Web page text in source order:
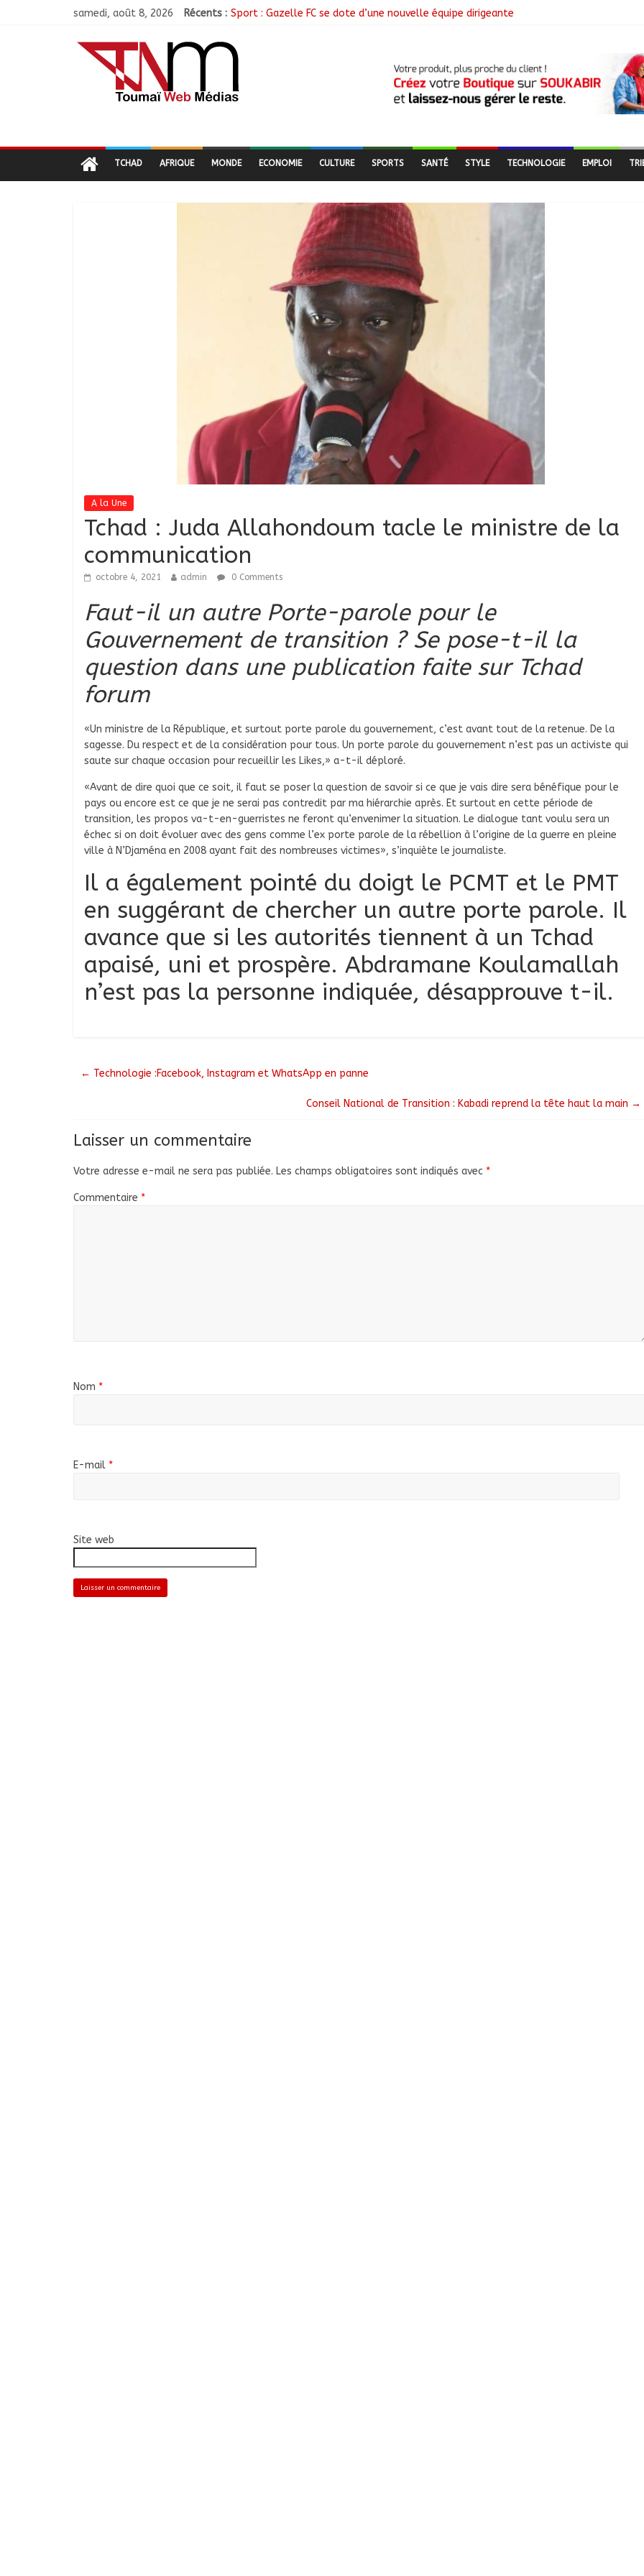
samedi, août 8, 2026 Récents : Sport : Gazelle FC se dote d’une nouvelle équipe dirigeante
Politique : Le RPC lance l’opération de dépôt des demandes de cartes d’adhésion
Ati : Une journée de salubrité organisée au marché moderne
TCHAD AFRIQUE MONDE ECONOMIE CULTURE SPORTS SANTÉ STYLE TECHNOLOGIE EMPLOI
A la Une
Tchad : Juda Allahondoum tacle le ministre de la
communication
octobre 4, 2021 admin 0 Comments
Faut-il un autre Porte-parole pour le
Gouvernement de transition ? Se pose-t-il la
question dans une publication faite sur Tchad
forum
«Un ministre de la République, et surtout porte parole du gouvernement, c’est avant tout de la retenue. De la
sagesse. Du respect et de la considération pour tous. Un porte parole du gouvernement n’est pas un activiste qui
saute sur chaque occasion pour recueillir les Likes,» a-t-il déploré.
«Avant de dire quoi que ce soit, il faut se poser la question de savoir si ce que je vais dire sera bénéfique pour le
pays ou encore est ce que je ne serai pas contredit par ma hiérarchie après. Et surtout en cette période de
transition, les propos va-t-en-guerristes ne feront qu’envenimer la situation. Le dialogue tant voulu sera un
échec si on doit évoluer avec des gens comme l’ex porte parole de la rébellion à l’origine de la guerre en pleine
ville à N’Djaména en 2008 ayant fait des nombreuses victimes», s’inquiète le journaliste.
Il a également pointé du doigt le PCMT et le PMT
en suggérant de chercher un autre porte parole. Il
avance que si les autorités tiennent à un Tchad
apaisé, uni et prospère. Abdramane Koulamallah
n’est pas la personne indiquée, désapprouve t-il.
← Technologie :Facebook, Instagram et WhatsApp en panne
Conseil National de Transition : Kabadi reprend la tête haut la main →
Laisser un commentaire
Votre adresse e-mail ne sera pas publiée. Les champs obligatoires sont indiqués avec *
Commentaire *
Nom *
E-mail *
Site web